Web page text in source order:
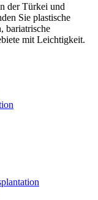
der Türkei und
Sie plastische
bariatrische
mit Leichtigkeit.